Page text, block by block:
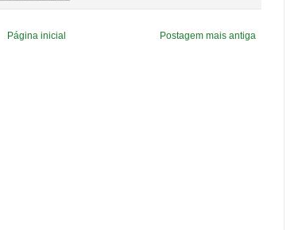
Postagem mais antiga
Página inicial